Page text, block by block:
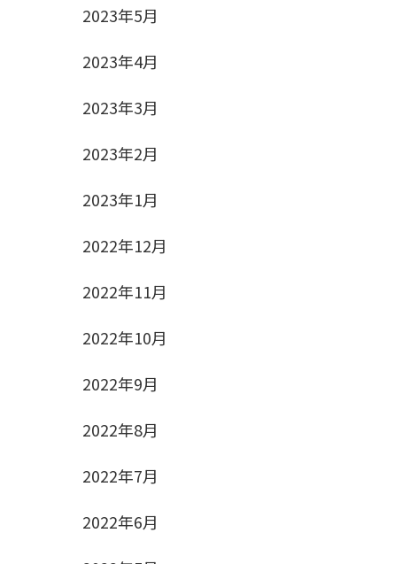
2023年5月
2023年4月
2023年3月
2023年2月
2023年1月
2022年12月
2022年11月
2022年10月
2022年9月
2022年8月
2022年7月
2022年6月